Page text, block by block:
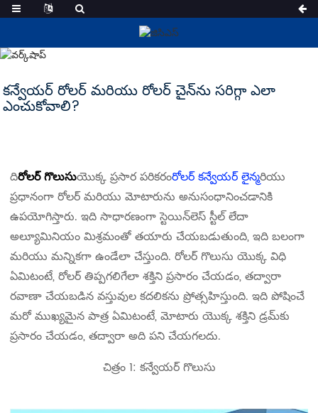
వార్తలు
కన్వేయర్ రోలర్ మరియు రోలర్ చైన్‌ను సరిగ్గా ఎలా
ఎంచుకోవాలి?
దిరోలర్ గొలుసుయొక్క ప్రసార పరికరంరోలర్ కన్వేయర్ లైన్మరియు
ప్రధానంగా రోలర్ మరియు మోటారును అనుసంధానించడానికి
ఉపయోగిస్తారు. ఇది సాధారణంగా స్టెయిన్‌లెస్ స్టీల్ లేదా
అల్యూమినియం మిశ్రమంతో తయారు చేయబడుతుంది, ఇది బలంగా
మరియు మన్నికగా ఉండేలా చేస్తుంది. రోలర్ గొలుసు యొక్క విధి
ఏమిటంటే, రోలర్ తిప్పగలిగేలా శక్తిని ప్రసారం చేయడం, తద్వారా
రవాణా చేయబడిన వస్తువుల కదలికను ప్రోత్సహిస్తుంది. ఇది పోషించే
మరో ముఖ్యమైన పాత్ర ఏమిటంటే, మోటారు యొక్క శక్తిని డ్రమ్‌కు
ప్రసారం చేయడం, తద్వారా అది పని చేయగలదు.
చిత్రం 1: కన్వేయర్ గొలుసు